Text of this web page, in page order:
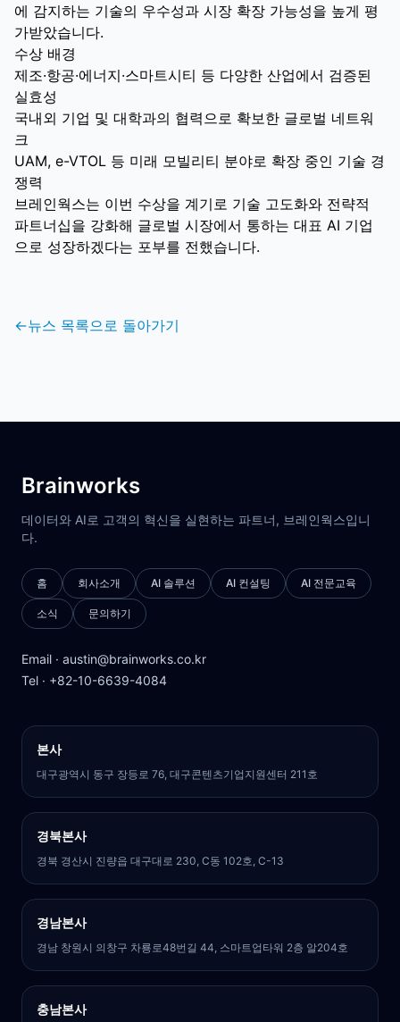
에 감지하는 기술의 우수성과 시장 확장 가능성을 높게 평
가받았습니다.
수상 배경
제조·항공·에너지·스마트시티 등 다양한 산업에서 검증된
실효성
국내외 기업 및 대학과의 협력으로 확보한 글로벌 네트워
크
UAM, e-VTOL 등 미래 모빌리티 분야로 확장 중인 기술 경
쟁력
브레인웍스는 이번 수상을 계기로 기술 고도화와 전략적
파트너십을 강화해 글로벌 시장에서 통하는 대표 AI 기업
으로 성장하겠다는 포부를 전했습니다.
←뉴스 목록으로 돌아가기
Brainworks
데이터와 AI로 고객의 혁신을 실현하는 파트너, 브레인웍스입니
다.
홈 회사소개 AI 솔루션 AI 컨설팅 AI 전문교육
소식 문의하기
Email · austin@brainworks.co.kr
Tel · +82-10-6639-4084
본사
대구광역시 동구 장등로 76, 대구콘텐츠기업지원센터 211호
경북본사
경북 경산시 진량읍 대구대로 230, C동 102호, C-13
경남본사
경남 창원시 의창구 차룡로48번길 44, 스마트업타워 2층 알204호
충남본사